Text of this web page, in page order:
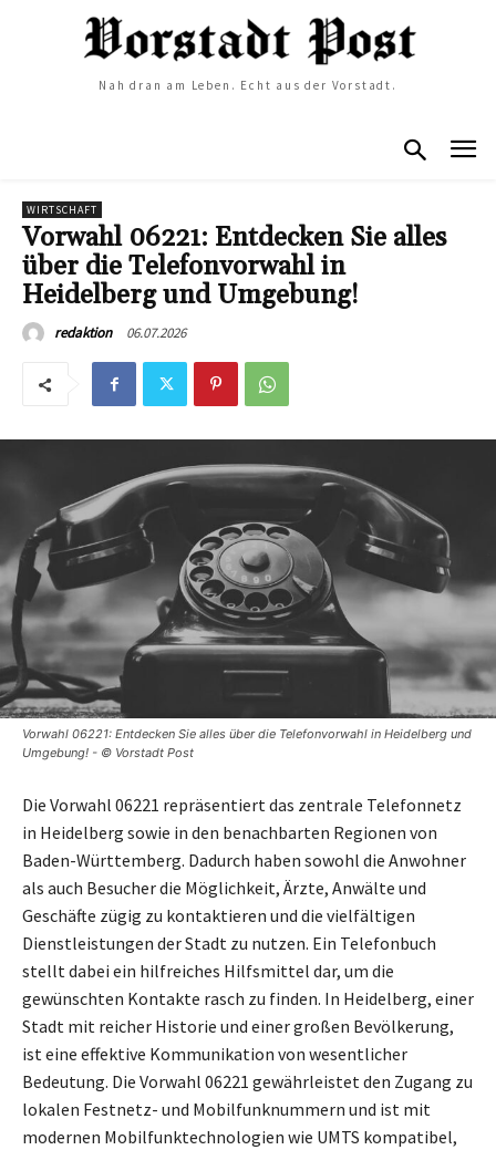
Nah dran am Leben. Echt aus der Vorstadt.
WIRTSCHAFT
Vorwahl 06221: Entdecken Sie alles
über die Telefonvorwahl in
Heidelberg und Umgebung!
redaktion 06.07.2026
Vorwahl 06221: Entdecken Sie alles über die Telefonvorwahl in Heidelberg und
Umgebung! - © Vorstadt Post
Die Vorwahl 06221 repräsentiert das zentrale Telefonnetz
in Heidelberg sowie in den benachbarten Regionen von
Baden-Württemberg. Dadurch haben sowohl die Anwohner
als auch Besucher die Möglichkeit, Ärzte, Anwälte und
Geschäfte zügig zu kontaktieren und die vielfältigen
Dienstleistungen der Stadt zu nutzen. Ein Telefonbuch
stellt dabei ein hilfreiches Hilfsmittel dar, um die
gewünschten Kontakte rasch zu finden. In Heidelberg, einer
Stadt mit reicher Historie und einer großen Bevölkerung,
ist eine effektive Kommunikation von wesentlicher
Bedeutung. Die Vorwahl 06221 gewährleistet den Zugang zu
lokalen Festnetz- und Mobilfunknummern und ist mit
modernen Mobilfunktechnologien wie UMTS kompatibel,